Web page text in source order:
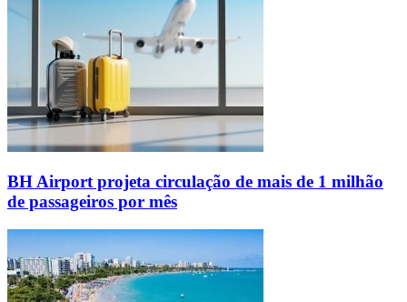
BH Airport projeta circulação de mais de 1 milhão
de passageiros por mês